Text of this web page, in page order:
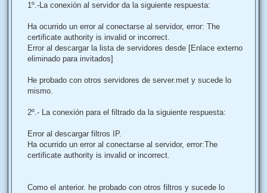
1º.-La conexión al servidor da la siguiente respuesta:
Ha ocurrido un error al conectarse al servidor, error: The
certificate authority is invalid or incorrect.
Error al descargar la lista de servidores desde [Enlace externo
eliminado para invitados]
He probado con otros servidores de server.met y sucede lo
mismo.
2º.- La conexión para el filtrado da la siguiente respuesta:
Error al descargar filtros IP.
Ha ocurrido un error al conectarse al servidor, error:The
certificate authority is invalid or incorrect.
Como el anterior. he probado con otros filtros y sucede lo